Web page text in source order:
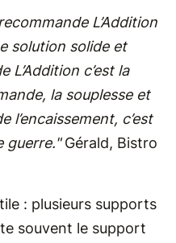
L’Addition
solution solide et
L’Addition c’est la
la souplesse et
l’encaissement, c’est
guerre."Gérald, Bistro
: plusieurs supports
souvent le support